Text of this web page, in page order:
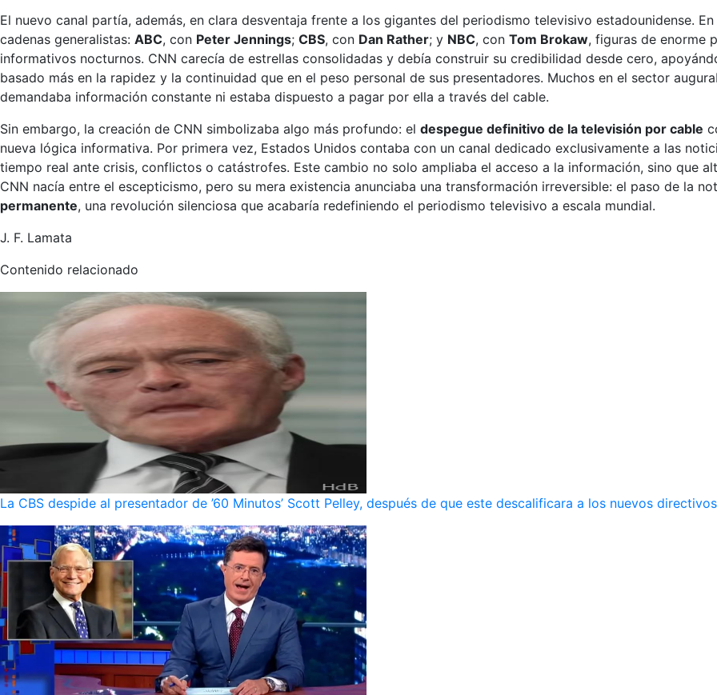
El nuevo canal partía, además, en clara desventaja frente a los gigantes del periodismo televisivo estadounidense.
cadenas generalistas: ABC, con Peter Jennings; CBS, con Dan Rather; y NBC, con Tom Brokaw, figuras de enorme
informativos nocturnos. CNN carecía de estrellas consolidadas y debía construir su credibilidad desde cero,
basado más en la rapidez y la continuidad que en el peso personal de sus presentadores. Muchos en el sector
demandaba información constante ni estaba dispuesto a pagar por ella a través del cable.
Sin embargo, la creación de CNN simbolizaba algo más profundo: el despegue definitivo de la televisión por cable
nueva lógica informativa. Por primera vez, Estados Unidos contaba con un canal dedicado exclusivamente a las
tiempo real ante crisis, conflictos o catástrofes. Este cambio no solo ampliaba el acceso a la información, sino que
CNN nacía entre el escepticismo, pero su mera existencia anunciaba una transformación irreversible: el paso de la
permanente, una revolución silenciosa que acabaría redefiniendo el periodismo televisivo a escala mundial.
J. F. Lamata
Contenido relacionado
La CBS despide al presentador de ’60 Minutos’ Scott Pelley, después de que este descalificara a los nuevos directivos